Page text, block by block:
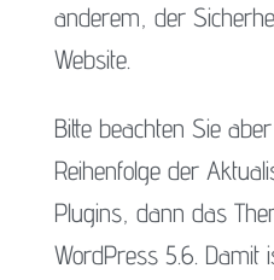
anderem, der
Website.
Bitte beachten Sie
Reihenfolge der
Plugins, dann das
WordPress 5.6. Damit